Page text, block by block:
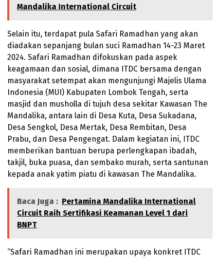
Mandalika International Circuit
Selain itu, terdapat pula Safari Ramadhan yang akan
diadakan sepanjang bulan suci Ramadhan 14-23 Maret
2024. Safari Ramadhan difokuskan pada aspek
keagamaan dan sosial, dimana ITDC bersama dengan
masyarakat setempat akan mengunjungi Majelis Ulama
Indonesia (MUI) Kabupaten Lombok Tengah, serta
masjid dan musholla di tujuh desa sekitar Kawasan The
Mandalika, antara lain di Desa Kuta, Desa Sukadana,
Desa Sengkol, Desa Mertak, Desa Rembitan, Desa
Prabu, dan Desa Pengengat. Dalam kegiatan ini, ITDC
memberikan bantuan berupa perlengkapan ibadah,
takjil, buka puasa, dan sembako murah, serta santunan
kepada anak yatim piatu di kawasan The Mandalika.
Baca Juga : Pertamina Mandalika International
Circuit Raih Sertifikasi Keamanan Level 1 dari
BNPT
“Safari Ramadhan ini merupakan upaya konkret ITDC